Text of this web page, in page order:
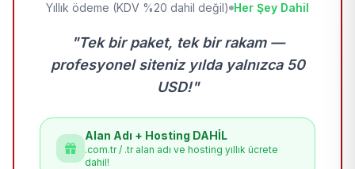
Yıllık ödeme (KDV %20 dahil değil) Her Şey Dahil
"Tek bir paket, tek bir rakam —
profesyonel siteniz yılda yalnızca 50
USD!"
Alan Adı + Hosting DAHİL
.com.tr / .tr alan adı ve hosting yıllık ücrete
dahil!